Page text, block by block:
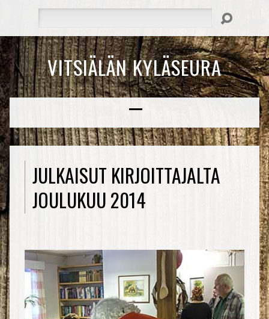
VITSIÄLÄN KYLÄSEURA
JULKAISUT KIRJOITTAJALTA
JOULUKUU 2014